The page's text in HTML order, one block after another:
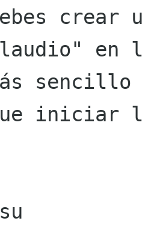
crear
en
sencillo
iniciar